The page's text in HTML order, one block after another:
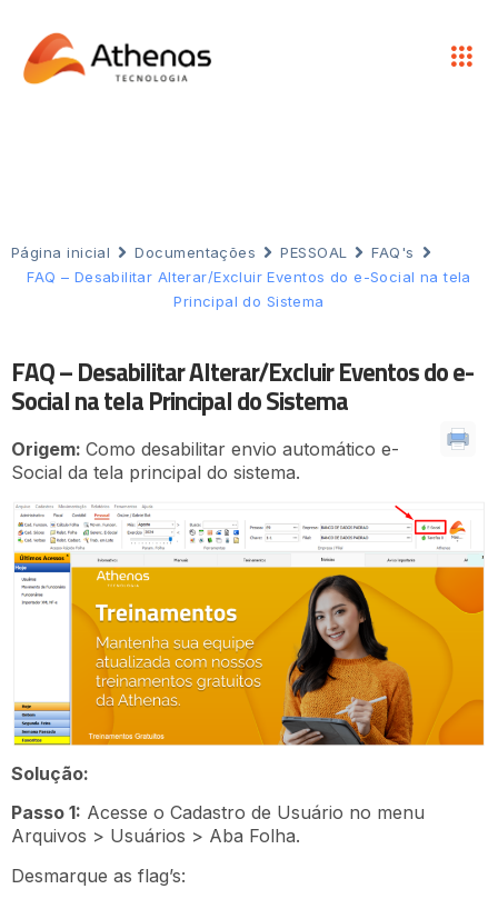
Página inicial Documentações PESSOAL
FAQ's
FAQ – Desabilitar Alterar/Excluir Eventos do e-Social na tela
Principal do Sistema
FAQ – Desabilitar Alterar/Excluir Eventos do e-
Social na tela Principal do Sistema
Origem: Como desabilitar envio automático e-
Social da tela principal do sistema.
Solução:
Passo 1: Acesse o Cadastro de Usuário no menu
Arquivos > Usuários > Aba Folha.
Desmarque as flag’s: